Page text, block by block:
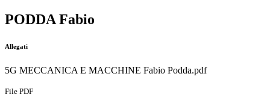
PODDA Fabio
Allegati
5G MECCANICA E MACCHINE Fabio Podda.pdf
File PDF